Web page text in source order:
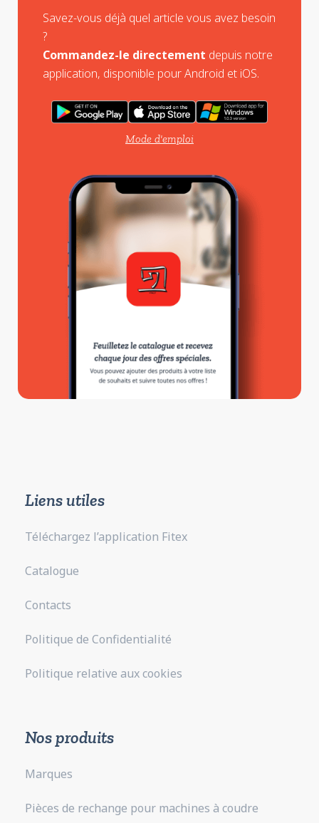
Savez-vous déjà quel article vous avez besoin
?
Commandez-le directement depuis notre
application, disponible pour Android et iOS.
Mode d'emploi
Liens utiles
Téléchargez l’application Fitex
Catalogue
Contacts
Politique de Confidentialité
Politique relative aux cookies
Nos produits
Marques
Pièces de rechange pour machines à coudre